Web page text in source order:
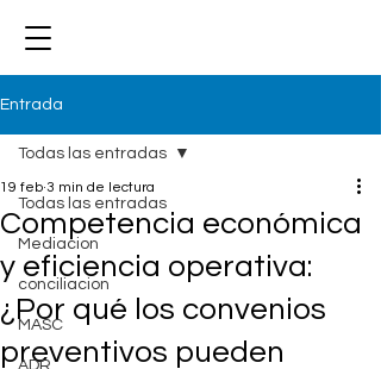
Entrada
Todas las entradas
Mediacion
conciliacion
MASC
ADR
Todas las entradas
Competencia económica
y eficiencia operativa:
¿Por qué los convenios
preventivos pueden
19 feb 3 min de lectura